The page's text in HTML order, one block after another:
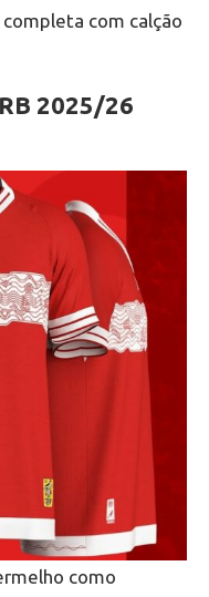
com calção
2025/26
como